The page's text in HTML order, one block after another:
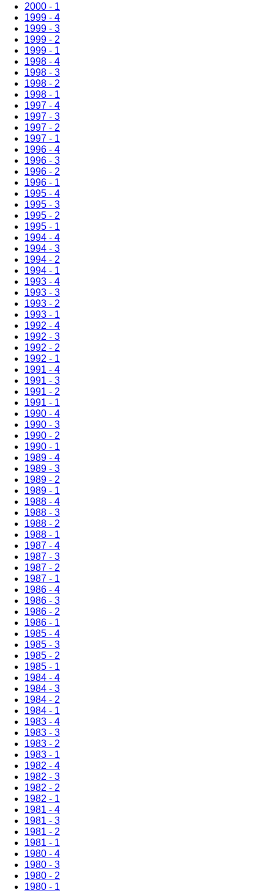
2000 - 1
1999 - 4
1999 - 3
1999 - 2
1999 - 1
1998 - 4
1998 - 3
1998 - 2
1998 - 1
1997 - 4
1997 - 3
1997 - 2
1997 - 1
1996 - 4
1996 - 3
1996 - 2
1996 - 1
1995 - 4
1995 - 3
1995 - 2
1995 - 1
1994 - 4
1994 - 3
1994 - 2
1994 - 1
1993 - 4
1993 - 3
1993 - 2
1993 - 1
1992 - 4
1992 - 3
1992 - 2
1992 - 1
1991 - 4
1991 - 3
1991 - 2
1991 - 1
1990 - 4
1990 - 3
1990 - 2
1990 - 1
1989 - 4
1989 - 3
1989 - 2
1989 - 1
1988 - 4
1988 - 3
1988 - 2
1988 - 1
1987 - 4
1987 - 3
1987 - 2
1987 - 1
1986 - 4
1986 - 3
1986 - 2
1986 - 1
1985 - 4
1985 - 3
1985 - 2
1985 - 1
1984 - 4
1984 - 3
1984 - 2
1984 - 1
1983 - 4
1983 - 3
1983 - 2
1983 - 1
1982 - 4
1982 - 3
1982 - 2
1982 - 1
1981 - 4
1981 - 3
1981 - 2
1981 - 1
1980 - 4
1980 - 3
1980 - 2
1980 - 1